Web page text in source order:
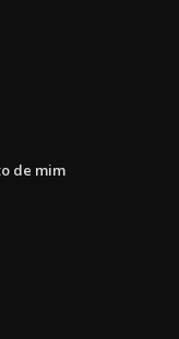
de mim